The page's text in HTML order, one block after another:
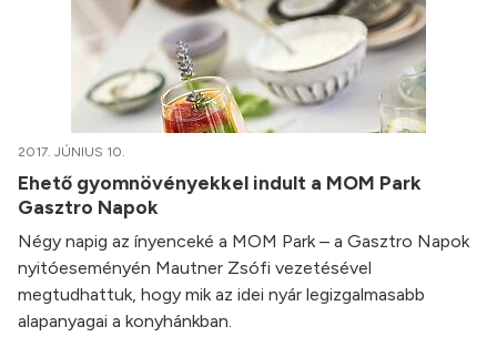
2017. JÚNIUS 10.
Ehető gyomnövényekkel indult a MOM Park
Gasztro Napok
Négy napig az ínyenceké a MOM Park – a Gasztro Napok
nyitóeseményén Mautner Zsófi vezetésével
megtudhattuk, hogy mik az idei nyár legizgalmasabb
alapanyagai a konyhánkban.